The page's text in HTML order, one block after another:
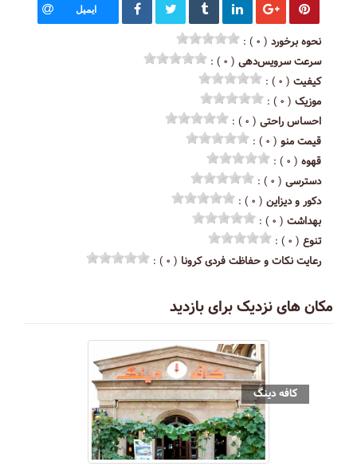
ایمیل
نحوه برخورد ( ۰ ) :
سرعت سرویس‌دهی ( ۰ ) :
کیفیت ( ۰ ) :
موزیک ( ۰ ) :
احساس راحتی ( ۰ ) :
قیمت منو ( ۰ ) :
قهوه ( ۰ ) :
دسترسی ( ۰ ) :
دکور و دیزاین ( ۰ ) :
بهداشت ( ۰ ) :
تنوع ( ۰ ) :
رعایت نکات و حفاظت فردی کرونا ( ۰ ) :
مکان های نزدیک برای بازدید
کافه دینگ